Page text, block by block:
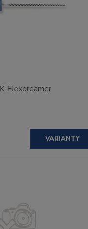
K-Flexoreamer
VARIANTY